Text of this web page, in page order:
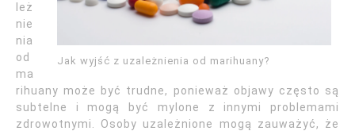
Jak wyjść z uzależnienia od marihuany?
leż
nie
nia
od
ma
rihuany może być trudne, ponieważ objawy często są
subtelne i mogą być mylone z innymi problemami
zdrowotnymi. Osoby uzależnione mogą zauważyć, że